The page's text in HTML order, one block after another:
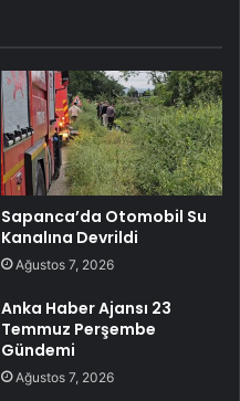
Sapanca’da Otomobil Su
Kanalına Devrildi
Ağustos 7, 2026
Anka Haber Ajansı 23
Temmuz Perşembe
Gündemi
Ağustos 7, 2026